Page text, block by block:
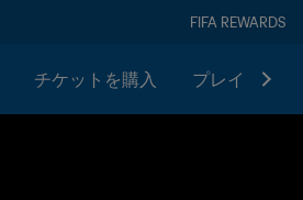
FIFA REWARDS
チケットを購入 プレイ